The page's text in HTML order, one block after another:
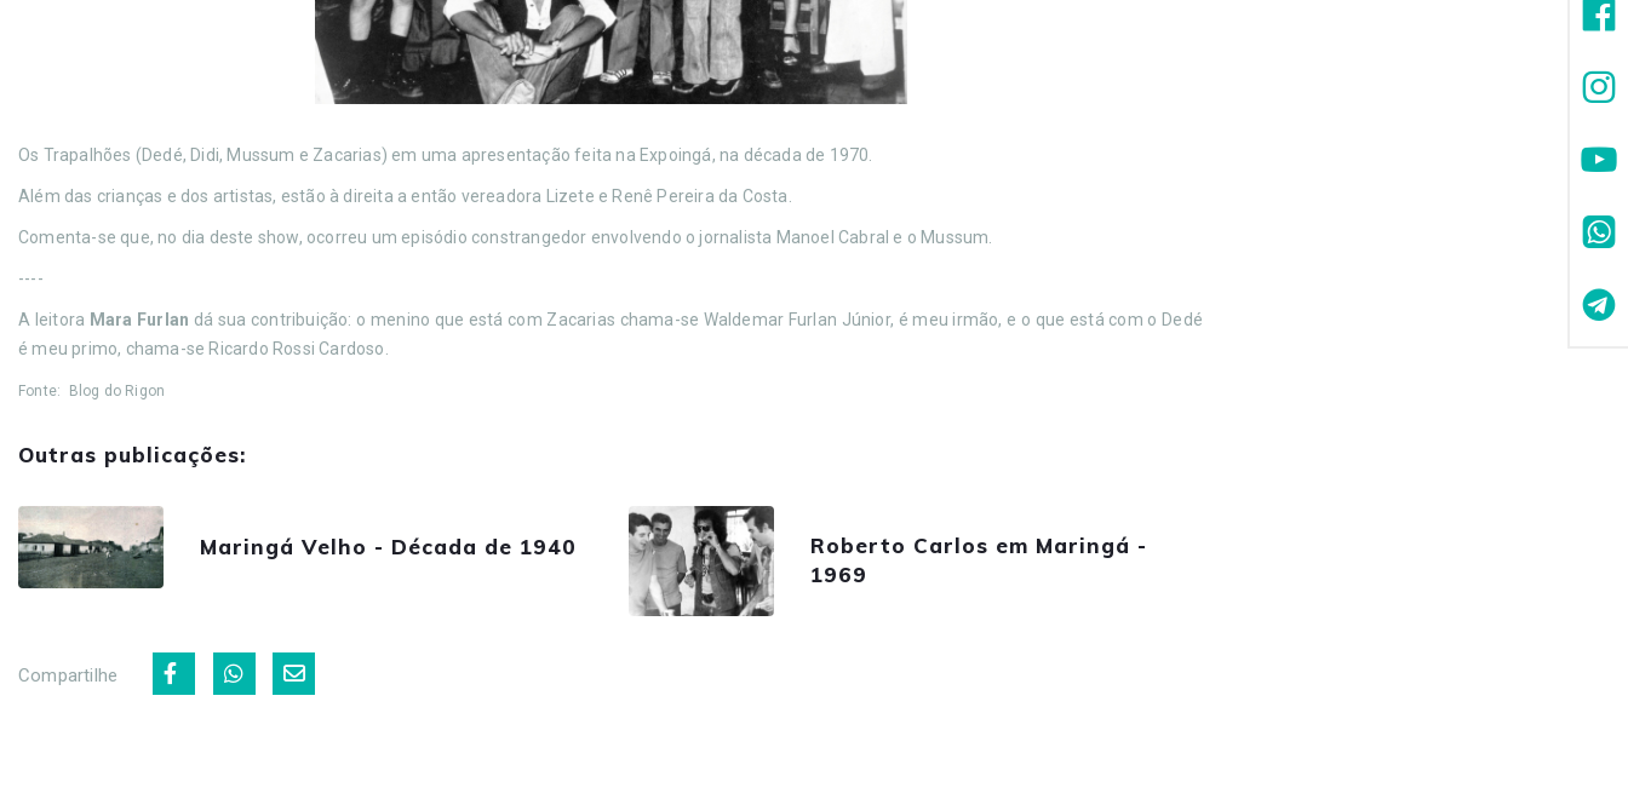
Os Trapalhões (Dedé, Didi, Mussum e Zacarias) em uma apresentação feita na Expoingá, na década de 1970.
Além das crianças e dos artistas, estão à direita a então vereadora Lizete e Renê Pereira da Costa.
Comenta-se que, no dia deste show, ocorreu um episódio constrangedor envolvendo o jornalista Manoel Cabral e o Mussum.
----
A leitora Mara Furlan dá sua contribuição: o menino que está com Zacarias chama-se Waldemar Furlan Júnior, é meu irmão, e o que está com o Dedé
é meu primo, chama-se Ricardo Rossi Cardoso.
Fonte: Blog do Rigon
Outras publicações:
Maringá Velho - Década de 1940
Roberto Carlos em Maringá -
1969
Compartilhe